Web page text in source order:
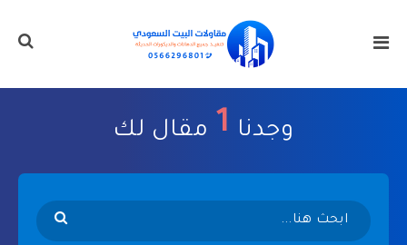
وجدنا 1 مقال لك